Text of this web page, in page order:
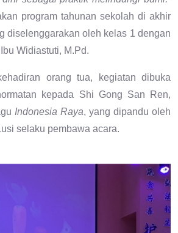
program tahunan sekolah di akhir
diselenggarakan oleh kelas 1 dengan
Widiastuti, M.Pd.
orang tua, kegiatan dibuka
kepada Shi Gong San Ren,
Indonesia Raya, yang dipandu oleh
selaku pembawa acara.